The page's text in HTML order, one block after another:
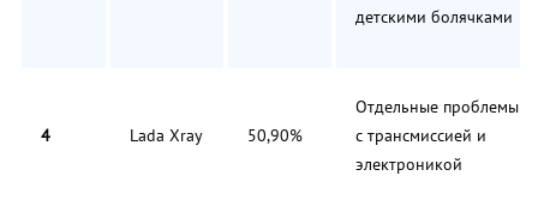
детскими болячками
4 Lada Xray 50,90%
Отдельные проблемы
с трансмиссией и
электроникой